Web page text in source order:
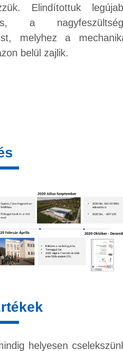
Elindítottuk
a
melyhez a
belül zajlik.
helyesen